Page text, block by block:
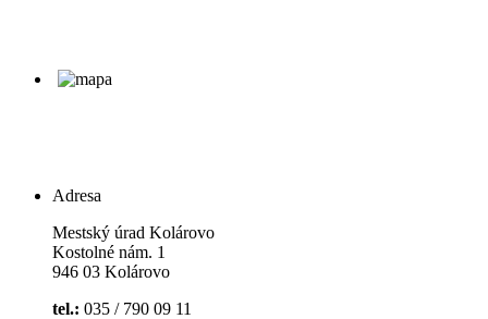
Adresa
Mestský úrad Kolárovo
Kostolné nám. 1
946 03 Kolárovo
tel.: 035 / 790 09 11